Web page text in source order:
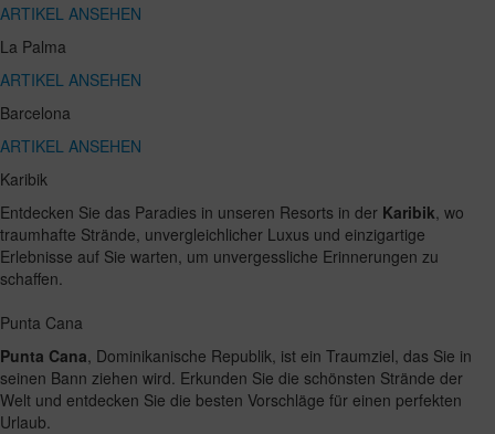
ARTIKEL ANSEHEN
La Palma
ARTIKEL ANSEHEN
Barcelona
ARTIKEL ANSEHEN
Karibik
Entdecken Sie das Paradies in unseren Resorts in der Karibik , wo
traumhafte Strände, unvergleichlicher Luxus und einzigartige
Erlebnisse auf Sie warten, um unvergessliche Erinnerungen zu
schaffen.
Punta Cana
Punta Cana , Dominikanische Republik, ist ein Traumziel, das Sie in
seinen Bann ziehen wird. Erkunden Sie die schönsten Strände der
Welt und entdecken Sie die besten Vorschläge für einen perfekten
Urlaub.